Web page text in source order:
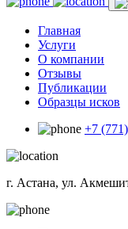
Главная
Услуги
О компании
Отзывы
Публикации
Образцы исков
+7
г. Астана, ул.